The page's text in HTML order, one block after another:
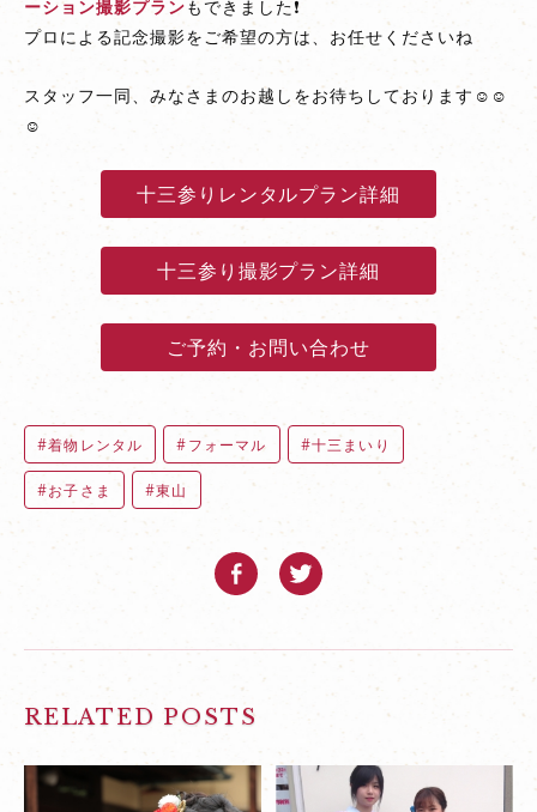
ーション撮影プランもできました❗
プロによる記念撮影をご希望の方は、お任せくださいね
スタッフ一同、みなさまのお越しをお待ちしております☺☺
☺
十三参りレンタルプラン詳細
十三参り撮影プラン詳細
ご予約・お問い合わせ
着物レンタル フォーマル 十三まいり
お子さま 東山
RELATED POSTS